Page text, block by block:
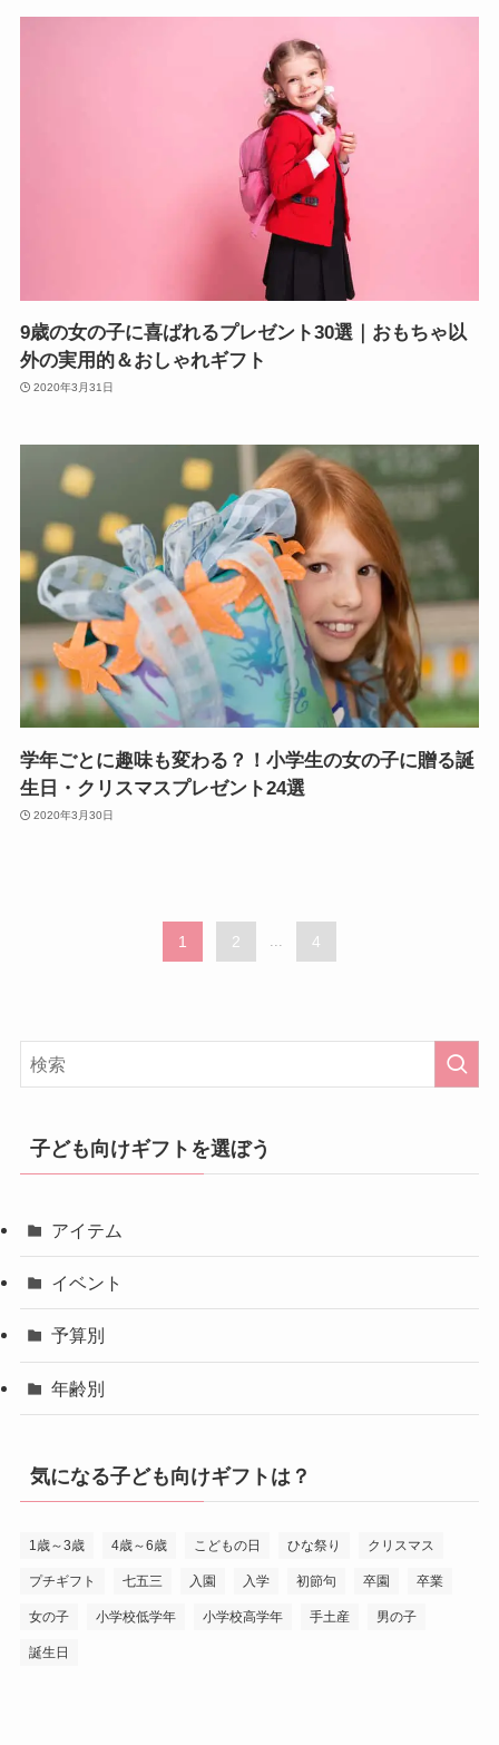
9歳の女の子に喜ばれるプレゼント30選｜おもちゃ以
外の実用的＆おしゃれギフト
2020年3月31日
学年ごとに趣味も変わる？！小学生の女の子に贈る誕
生日・クリスマスプレゼント24選
2020年3月30日
1 2 ... 4
子ども向けギフトを選ぼう
アイテム
イベント
予算別
年齢別
気になる子ども向けギフトは？
1歳～3歳 4歳～6歳 こどもの日 ひな祭り クリスマス
プチギフト 七五三 入園 入学 初節句 卒園 卒業
女の子 小学校低学年 小学校高学年 手土産 男の子
誕生日